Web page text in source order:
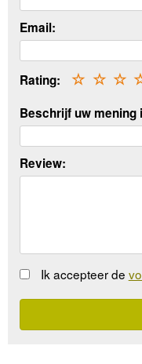
Email:
Rating: ☆
☆
☆
Beschrijf uw mening
Review:
Ik accepteer de